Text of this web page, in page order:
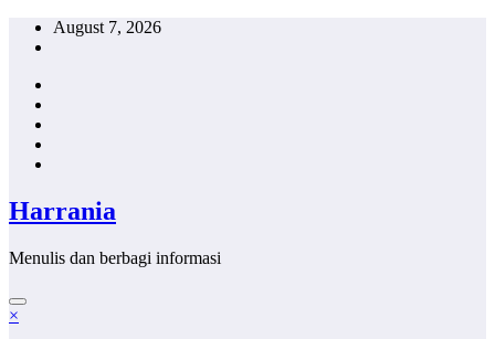
Skip
August 7, 2026
Harrania
Menulis dan berbagi informasi
×